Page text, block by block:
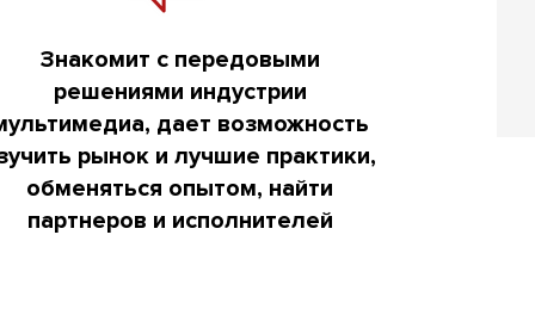
Знакомит с передовыми
решениями индустрии
дает возможность
рынок и лучшие практики,
обменяться опытом, найти
партнеров и исполнителей